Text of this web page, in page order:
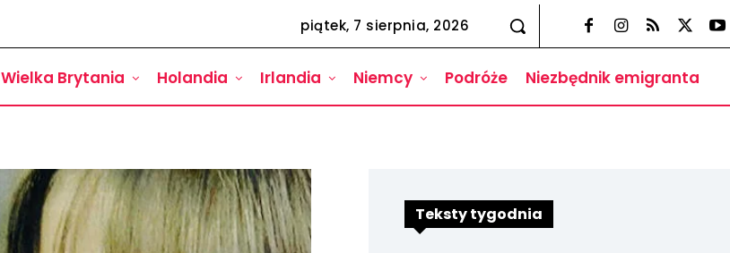
piątek, 7 sierpnia, 2026
Wielka Brytania Holandia Irlandia Niemcy Podróże Niezbędnik emigranta
Teksty tygodnia